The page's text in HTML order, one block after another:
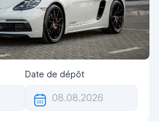
Date de dépôt